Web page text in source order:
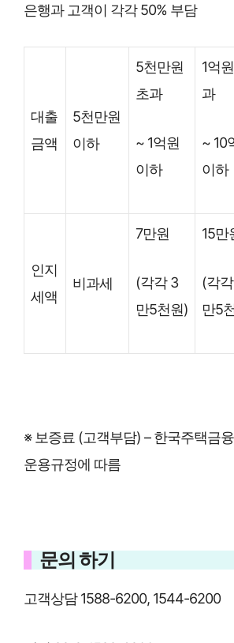
은행과 고객이 각각 50% 부담
대출
금액
5천만원
이하
5천만원
초과
~ 1억원
이하
1억
과
~ 10
이하
인지
세액
비과세
7만원
(각각 3
만5천원)
15만
(각
만5
※ 보증료 (고객부담) – 한국주택금
운용규정에 따름
문의 하기
고객상담 1588-6200, 1544-6200